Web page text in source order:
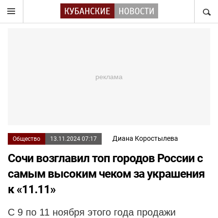
Общество 13.11.2024 07:17 Диана Коростылева
Сочи возглавил топ городов России с
самым высоким чеком за украшения
к «11.11»
С 9 по 11 ноября этого года продажи